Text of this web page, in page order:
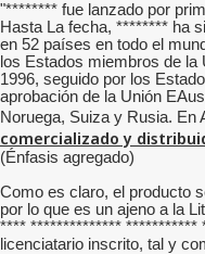
"******** fue lanzado por
Hasta La fecha, ******** ha
en 52 países en todo el
los Estados miembros de la
1996, seguido por los
aprobación de la Unión
Noruega, Suiza y Rusia.
comercializado y
(Énfasis agregado)
Como es claro, el producto
por lo que es un ajeno a la
**** ************** ***********
licenciatario inscrito, tal y